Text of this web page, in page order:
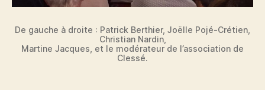
De gauche à droite : Patrick Berthier, Joëlle Pojé-Crétien,
Christian Nardin,
Martine Jacques, et le modérateur de l’association de
Clessé.